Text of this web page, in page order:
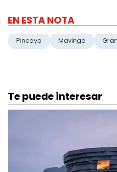
EN ESTA NOTA
Pincoya Mavinga